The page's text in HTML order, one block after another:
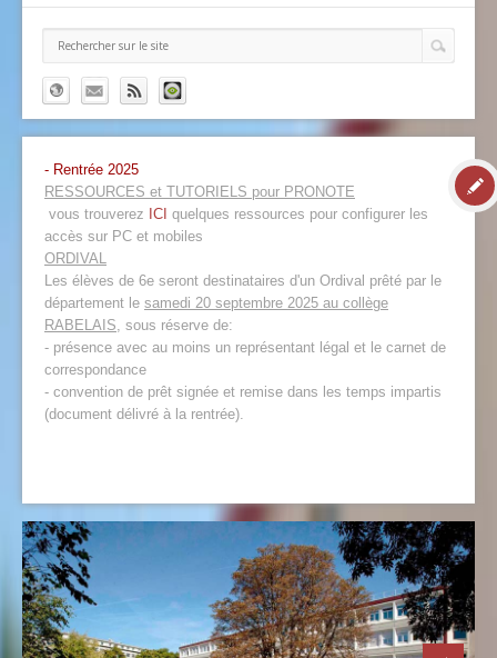
- Rentrée 2025
RESSOURCES et TUTORIELS pour PRONOTE
vous trouverez ICI quelques ressources pour configurer les
accès sur PC et mobiles
ORDIVAL
Les élèves de 6e seront destinataires d'un Ordival prêté par le
département le samedi 20 septembre 2025 au collège
RABELAIS, sous réserve de:
- présence avec au moins un représentant légal et le carnet de
correspondance
- convention de prêt signée et remise dans les temps impartis
(document délivré à la rentrée).